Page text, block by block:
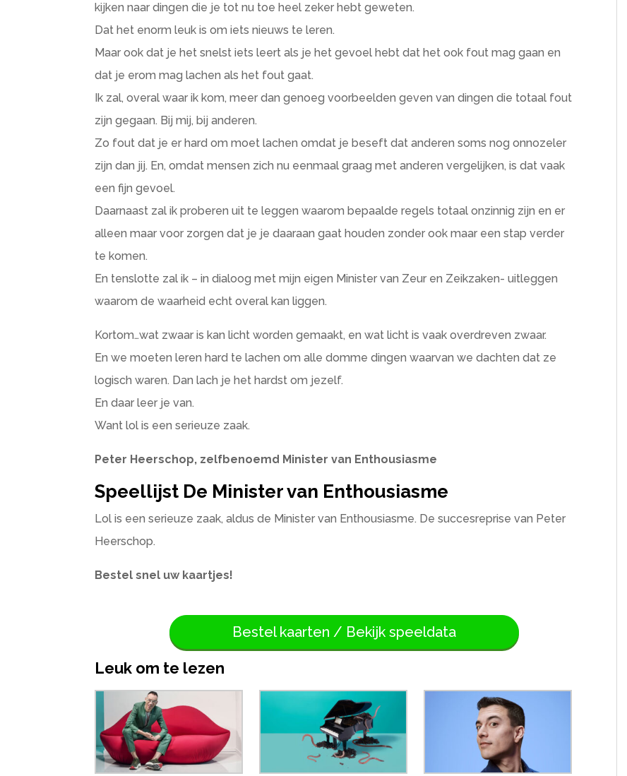
kijken naar dingen die je tot nu toe heel zeker hebt geweten.
Dat het enorm leuk is om iets nieuws te leren.
Maar ook dat je het snelst iets leert als je het gevoel hebt dat het ook fout mag gaan en
dat je erom mag lachen als het fout gaat.
Ik zal, overal waar ik kom, meer dan genoeg voorbeelden geven van dingen die totaal fout
zijn gegaan. Bij mij, bij anderen.
Zo fout dat je er hard om moet lachen omdat je beseft dat anderen soms nog onnozeler
zijn dan jij. En, omdat mensen zich nu eenmaal graag met anderen vergelijken, is dat vaak
een fijn gevoel.
Daarnaast zal ik proberen uit te leggen waarom bepaalde regels totaal onzinnig zijn en er
alleen maar voor zorgen dat je je daaraan gaat houden zonder ook maar een stap verder
te komen.
En tenslotte zal ik – in dialoog met mijn eigen Minister van Zeur en Zeikzaken- uitleggen
waarom de waarheid echt overal kan liggen.
Kortom…wat zwaar is kan licht worden gemaakt, en wat licht is vaak overdreven zwaar.
En we moeten leren hard te lachen om alle domme dingen waarvan we dachten dat ze
logisch waren. Dan lach je het hardst om jezelf.
En daar leer je van.
Want lol is een serieuze zaak.
Peter Heerschop, zelfbenoemd Minister van Enthousiasme
Speellijst De Minister van Enthousiasme
Lol is een serieuze zaak, aldus de Minister van Enthousiasme. De succesreprise van Peter
Heerschop.
Bestel snel uw kaartjes!
Bestel kaarten / Bekijk speeldata
Leuk om te lezen